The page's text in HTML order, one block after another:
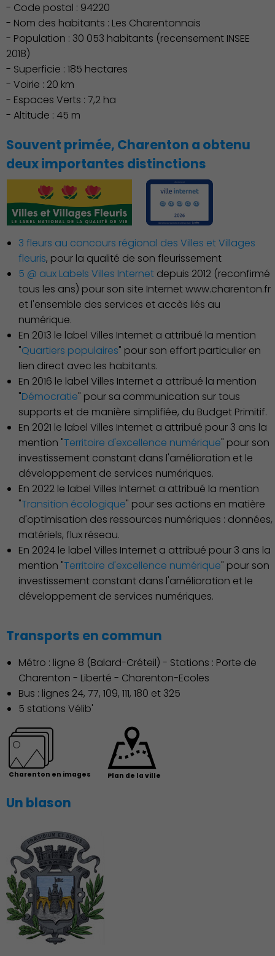
Action Sociale Solidarité
Environnement cadre de
vie
Culture
Économie Commerce
Associations et Sports
- Code postal : 94220
- Nom des habitants : Les Charentonnais
- Population : 30 053 habitants (recensement INSEE
2018)
- Superficie : 185 hectares
- Voirie : 20 km
- Espaces Verts : 7,2 ha
- Altitude : 45 m
Souvent primée, Charenton a obtenu
deux importantes distinctions
3 fleurs au concours régional des Villes et Villages
fleuris, pour la qualité de son fleurissement
5 @ aux Labels Villes Internet depuis 2012 (reconfirmé
tous les ans) pour son site Internet www.charenton.fr
et l'ensemble des services et accès liés au
numérique.
En 2013 le label Villes Internet a attribué la mention
"Quartiers populaires" pour son effort particulier en
lien direct avec les habitants.
En 2016 le label Villes Internet a attribué la mention
"Démocratie" pour sa communication sur tous
supports et de manière simplifiée, du Budget Primitif.
En 2021 le label Villes Internet a attribué pour 3 ans la
mention "Territoire d'excellence numérique" pour son
investissement constant dans l'amélioration et le
développement de services numériques.
En 2022 le label Villes Internet a attribué la mention
"Transition écologique" pour ses actions en matière
d'optimisation des ressources numériques : données,
matériels, flux réseau.
En 2024 le label Villes Internet a attribué pour 3 ans la
mention "Territoire d'excellence numérique" pour son
investissement constant dans l'amélioration et le
développement de services numériques.
Transports en commun
Métro : ligne 8 (Balard-Créteil) - Stations : Porte de
Charenton - Liberté - Charenton-Ecoles
Bus : lignes 24, 77, 109, 111, 180 et 325
5 stations Vélib'
Charenton en images Plan de la ville
Un blason